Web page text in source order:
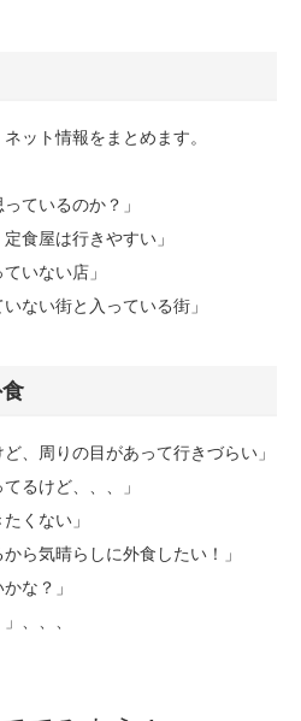
ット情報をまとめます。
ているのか？」
食屋は行きやすい」
いない店」
ない街と入っている街」
、周りの目があって行きづらい」
るけど、、、」
くない」
ら気晴らしに外食したい！」
な？」
、、、